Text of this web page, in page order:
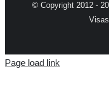
© Copyright 2012 -
Page load link